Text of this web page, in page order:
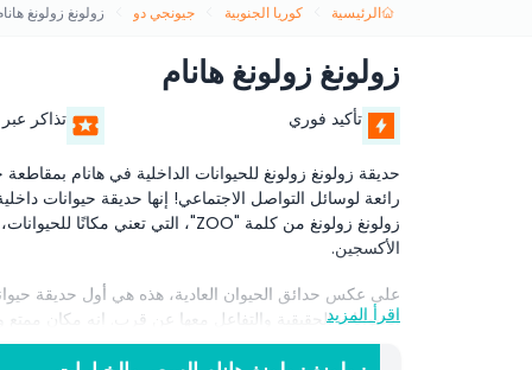
الرئيسية كوريا الجنوبية جيونجي دو زولونغ زولونغ
زولونغ زولونغ هانام
تأكيد فوري تذاكر
حديقة زولونغ زولونغ للحيوانات الداخلية في هانام
رائعة لوسائل التواصل الاجتماعي! إنها حديقة حيوانات
الأكسجين.
على عكس حدائق الحيوان العادية، هذه هي أول حديقة
الحيوانات الحقيقية والتفاعل معها عن قرب. إنه مكان
الطبيعة دون مغادرة المدينة.
اقرأ المزيد